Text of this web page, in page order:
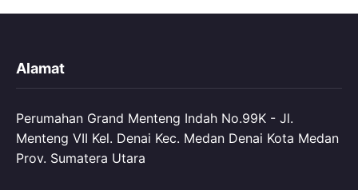
Alamat
Perumahan Grand Menteng Indah No.99K - Jl.
Menteng VII Kel. Denai Kec. Medan Denai Kota Medan
Prov. Sumatera Utara